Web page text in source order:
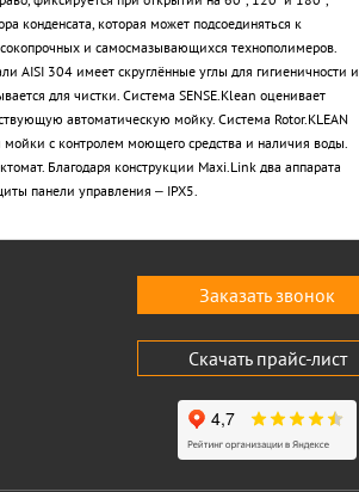
конденсата, которая может подсоединяться к
и самосмазывающихся технополимеров.
AISI 304 имеет скруглённые углы для гигиеничности и
для чистки. Система SENSE.Klean оценивает
автоматическую мойку. Система Rotor.KLEAN
с контролем моющего средства и наличия воды.
Благодаря конструкции Maxi.Link два аппарата
панели управления – IPX5.
Заказать звонок
Скачать прайс-лист